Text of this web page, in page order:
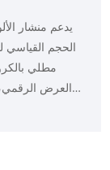
يدعم منشار
الحجم القياسي
مطلي
العرض